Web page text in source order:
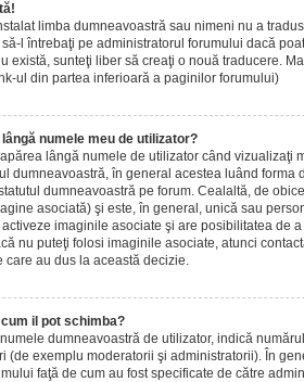
limba dumneavoastră sau nimeni nu a
l întrebaţi pe administratorul forumului dacă
există, sunteţi liber să creaţi o nouă traducere.
ul din partea inferioară a paginilor forumului)
numele meu de utilizator?
lângă numele de utilizator când vizualizaţi
dumneavoastră, în general acestea luând forma
dumneavoastră pe forum. Cealaltă, de
asociată) şi este, în general, unică sau
imaginile asociate şi are posibilitatea de
nu puteţi folosi imaginile asociate, atunci
care au dus la această decizie.
il pot schimba?
dumneavoastră de utilizator, indică
(de exemplu moderatorii şi administratorii). În
faţă de cum au fost specificate de către